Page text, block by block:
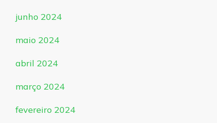
junho 2024
maio 2024
abril 2024
março 2024
fevereiro 2024